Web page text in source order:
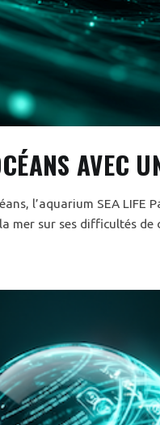
AVEC
l’aquarium SEA LIFE
mer sur ses difficultés